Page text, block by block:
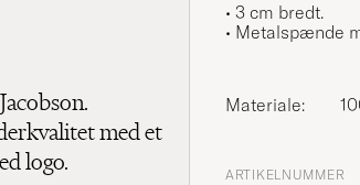
med et
logo.
• 3 cm bredt.
• Metalspænde
Materiale:
ARTIKELNUMMER